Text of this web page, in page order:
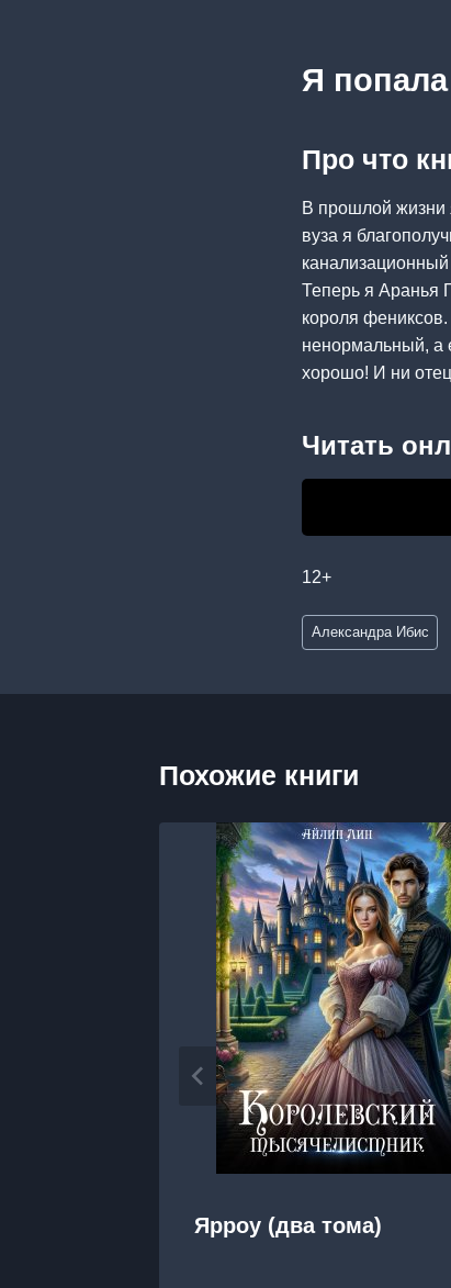
Я
Про что
В прошлой жизни
вуза я
Теперь я Аранья
короля
ненормальный, а
хорошо! И ни
Читать
12+
Метки
записи:
Александра Ибис
Похожие книги
Ярроу (два тома)